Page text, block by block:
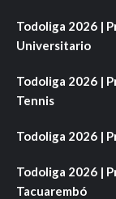
Todoliga 2026 |
Universitario
Todoliga 2026 |
Tennis
Todoliga 2026 |
Todoliga 2026 |
Tacuarembó